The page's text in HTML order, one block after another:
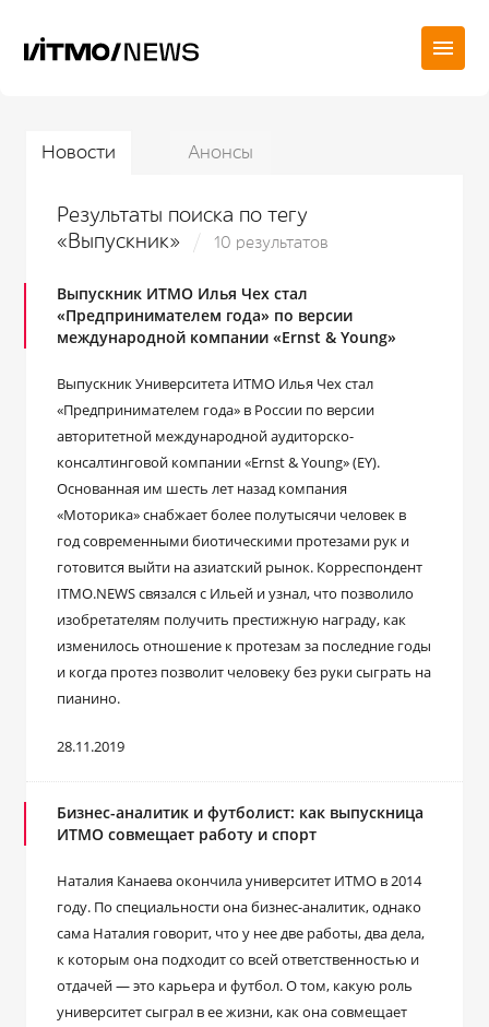
Новости Анонсы
Результаты поиска по тегу
«Выпускник»
10 результатов
Выпускник ИТМО Илья Чех стал
«Предпринимателем года» по версии
международной компании «Ernst & Young»
Выпускник Университета ИТМО Илья Чех стал
«Предпринимателем года» в России по версии
авторитетной международной аудиторско-
консалтинговой компании «Ernst & Young» (EY).
Основанная им шесть лет назад компания
«Моторика» снабжает более полутысячи человек в
год современными биотическими протезами рук и
готовится выйти на азиатский рынок. Корреспондент
ITMO.NEWS связался с Ильей и узнал, что позволило
изобретателям получить престижную награду, как
изменилось отношение к протезам за последние годы
и когда протез позволит человеку без руки сыграть на
пианино.
28.11.2019
Бизнес-аналитик и футболист: как выпускница
ИТМО совмещает работу и спорт
Наталия Канаева окончила университет ИТМО в 2014
году. По специальности она бизнес-аналитик, однако
сама Наталия говорит, что у нее две работы, два дела,
к которым она подходит со всей ответственностью и
отдачей — это карьера и футбол. О том, какую роль
университет сыграл в ее жизни, как она совмещает